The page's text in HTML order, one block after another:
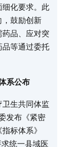
细化要求。此
，鼓励创新
品、应对突
品等通过委托
系公布
卫生共同体监
发布《紧密
标体系》
统一县域医